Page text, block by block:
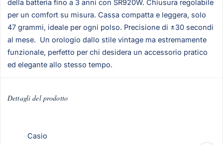
della batteria fino a 3 anni con SR920W. Chiusura regolabile
per un comfort su misura. Cassa compatta e leggera, solo
47 grammi, ideale per ogni polso. Precisione di ±30 secondi
al mese. Un orologio dallo stile vintage ma estremamente
funzionale, perfetto per chi desidera un accessorio pratico
ed elegante allo stesso tempo.
Dettagli del prodotto
Casio